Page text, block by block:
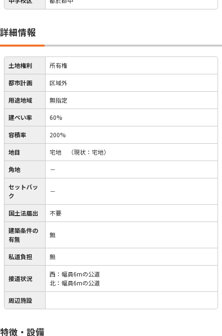
詳細情報
土地権利 所有権
都市計画 区域外
用途地域 無指定
建ぺい率 60%
容積率 200%
地目 宅地 （現状：宅地）
角地 －
セットバッ
ク
－
国土法届出 不要
建築条件の
有無
無
私道負担 無
接道状況
西：幅員6mの公道
北：幅員6mの公道
周辺施設
特徴・設備